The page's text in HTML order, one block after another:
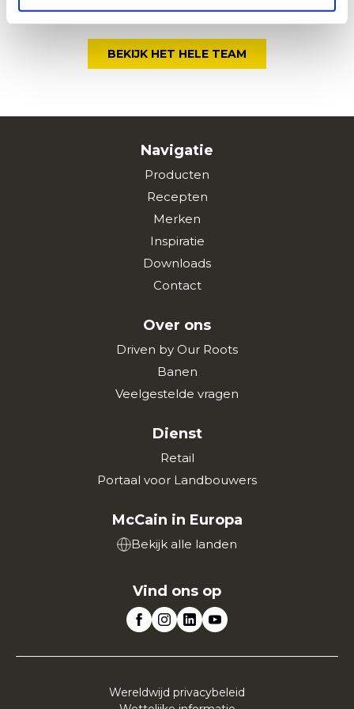
BEKIJK HET HELE TEAM
Navigatie
Producten
Recepten
Merken
Inspiratie
Downloads
Contact
Over ons
Driven by Our Roots
Banen
Veelgestelde vragen
Dienst
Retail
Portaal voor Landbouwers
McCain in Europa
Bekijk alle landen
Vind ons op
Wereldwijd privacybeleid